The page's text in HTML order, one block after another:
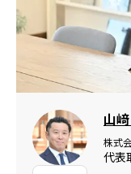
山
株式
代表